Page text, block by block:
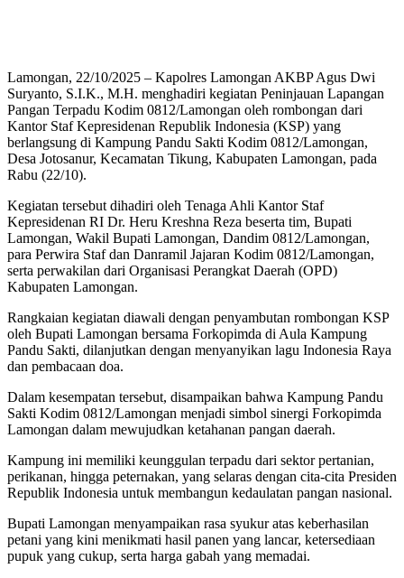
Lamongan, 22/10/2025 – Kapolres Lamongan AKBP Agus Dwi
Suryanto, S.I.K., M.H. menghadiri kegiatan Peninjauan Lapangan
Pangan Terpadu Kodim 0812/Lamongan oleh rombongan dari
Kantor Staf Kepresidenan Republik Indonesia (KSP) yang
berlangsung di Kampung Pandu Sakti Kodim 0812/Lamongan,
Desa Jotosanur, Kecamatan Tikung, Kabupaten Lamongan, pada
Rabu (22/10).
Kegiatan tersebut dihadiri oleh Tenaga Ahli Kantor Staf
Kepresidenan RI Dr. Heru Kreshna Reza beserta tim, Bupati
Lamongan, Wakil Bupati Lamongan, Dandim 0812/Lamongan,
para Perwira Staf dan Danramil Jajaran Kodim 0812/Lamongan,
serta perwakilan dari Organisasi Perangkat Daerah (OPD)
Kabupaten Lamongan.
Rangkaian kegiatan diawali dengan penyambutan rombongan KSP
oleh Bupati Lamongan bersama Forkopimda di Aula Kampung
Pandu Sakti, dilanjutkan dengan menyanyikan lagu Indonesia Raya
dan pembacaan doa.
Dalam kesempatan tersebut, disampaikan bahwa Kampung Pandu
Sakti Kodim 0812/Lamongan menjadi simbol sinergi Forkopimda
Lamongan dalam mewujudkan ketahanan pangan daerah.
Kampung ini memiliki keunggulan terpadu dari sektor pertanian,
perikanan, hingga peternakan, yang selaras dengan cita-cita Presiden
Republik Indonesia untuk membangun kedaulatan pangan nasional.
Bupati Lamongan menyampaikan rasa syukur atas keberhasilan
petani yang kini menikmati hasil panen yang lancar, ketersediaan
pupuk yang cukup, serta harga gabah yang memadai.